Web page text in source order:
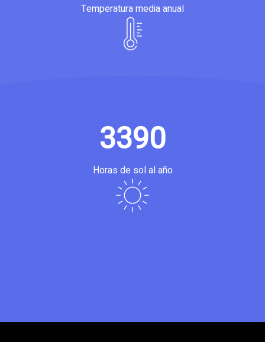
Temperatura media anual
3390
Horas de sol al año